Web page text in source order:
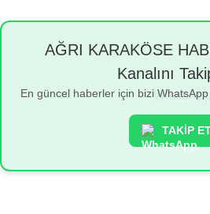
AĞRI KARAKÖSE
Kanalını
En güncel haberler için bizi WhatsApp
TAKİP